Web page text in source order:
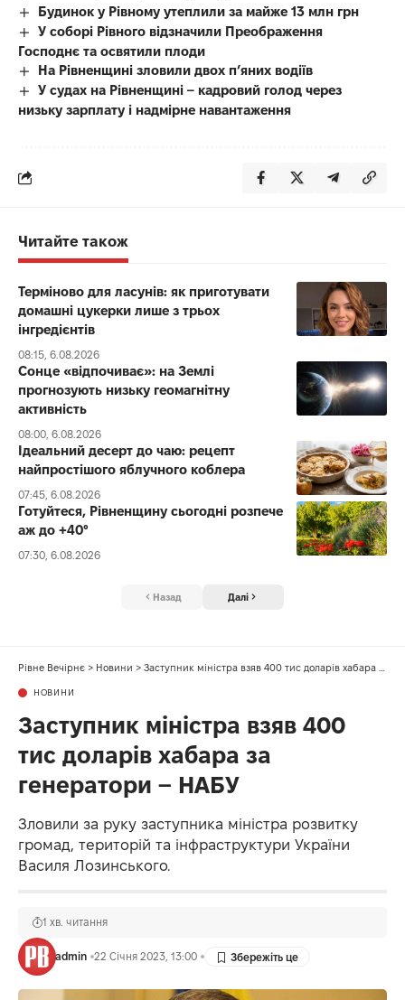
Будинок у Рівному утеплили за майже 13 млн грн
У соборі Рівного відзначили Преображення
Господнє та освятили плоди
На Рівненщині зловили двох п’яних водіїв
У судах на Рівненщині – кадровий голод через
низьку зарплату і надмірне навантаження
Читайте також
Терміново для ласунів: як приготувати
домашні цукерки лише з трьох
інгредієнтів
08:15, 6.08.2026
Сонце «відпочиває»: на Землі
прогнозують низьку геомагнітну
активність
08:00, 6.08.2026
Ідеальний десерт до чаю: рецепт
найпростішого яблучного коблера
07:45, 6.08.2026
Готуйтеся, Рівненщину сьогодні розпече
аж до +40°
07:30, 6.08.2026
Назад Далі
Рівне Вечірнє > Новини > Заступник міністра взяв 400 тис доларів хабара за генератори – НАБУ
НОВИНИ
Заступник міністра взяв 400
тис доларів хабара за
генератори – НАБУ
Зловили за руку заступника міністра розвитку
громад, територій та інфраструктури України
Василя Лозинського.
admin 22 Січня 2023, 13:00
1 хв. читання